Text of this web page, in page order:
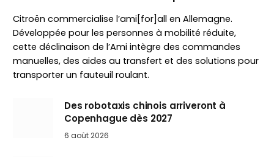
Citroën commercialise l’ami[for]all en Allemagne.
Développée pour les personnes à mobilité réduite,
cette déclinaison de l’Ami intègre des commandes
manuelles, des aides au transfert et des solutions pour
transporter un fauteuil roulant.
Des robotaxis chinois arriveront à
Copenhague dès 2027
6 août 2026